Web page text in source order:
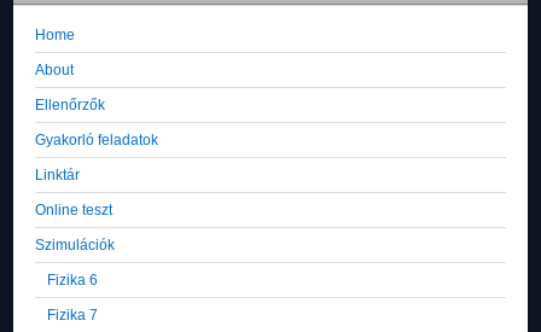
Home
About
Ellenőrzők
Gyakorló feladatok
Linktár
Online teszt
Szimulációk
Fizika 6
Fizika 7